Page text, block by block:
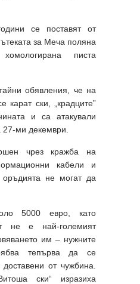
се поставят от
за Меча поляна
писта
обявления, че на
ски, „крадците”
и са атакували
ми декември.
чрез кражба на
кабели и
оръдията не могат да
5000 евро, като
не е най-големият
им – нужните
тепърва да се
от чужбина.
ски“ изразиха